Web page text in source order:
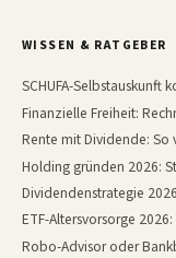
WISSEN & RATGEBER
SCHUFA-Selbstauskunft
Finanzielle Freiheit:
Rente mit Dividende: So
Holding gründen 2026:
Dividendenstrategie
ETF-Altersvorsorge
Robo-Advisor oder